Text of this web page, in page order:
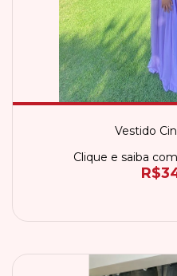
Vestido
Clique e saiba